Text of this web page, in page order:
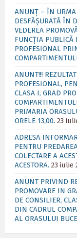
ANUNȚ – ÎN URMA
DESFĂȘURATĂ ÎN
VEDEREA
FUNCȚIA PUBLICĂ
PROFESIONAL
ANUNT!!!
PROFESIONAL,
CLASA I, GRAD
PRIMARIA
ORELE 13,00. 23
ADRESA
PENTRU
COLECTARE A
ACESTORA. 23 iulie
ANUNT PRIVIND
PROMOVARE IN
DE CONSILIER,
DIN CADRUL
AL ORASULUI